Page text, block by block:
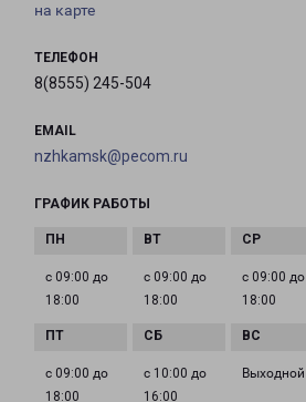
на карте
ТЕЛЕФОН
8(8555) 245-504
EMAIL
nzhkamsk@pecom.ru
ГРАФИК РАБОТЫ
с 09:00 до
18:00
с 09:00 до
18:00
с 09:00 до
18:00
с 09:00 до
18:00
с 10:00 до
16:00
Выходной